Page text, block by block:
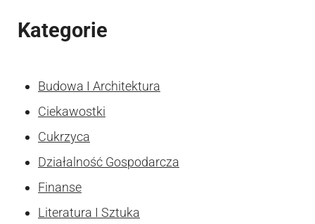
Kategorie
Budowa I Architektura
Ciekawostki
Cukrzyca
Działalność Gospodarcza
Finanse
Literatura I Sztuka